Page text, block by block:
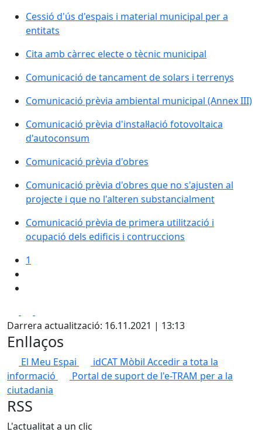
Cessió d'ús d'espais i material municipal per a
entitats
Cita amb càrrec electe o tècnic municipal
Comunicació de tancament de solars i terrenys
Comunicació prèvia ambiental municipal (Annex III)
Comunicació prèvia d'instal·lació fotovoltaica
d'autoconsum
Comunicació prèvia d'obres
Comunicació prèvia d'obres que no s'ajusten al
projecte i que no l'alteren substancialment
Comunicació prèvia de primera utilització i
ocupació dels edificis i contruccions
1
Darrera actualització: 16.11.2021 | 13:13
Enllaços
El Meu Espai idCAT Mòbil Accedir a tota la
informació
Portal de suport de l'e-TRAM per a la
ciutadania
RSS
L'actualitat a un clic